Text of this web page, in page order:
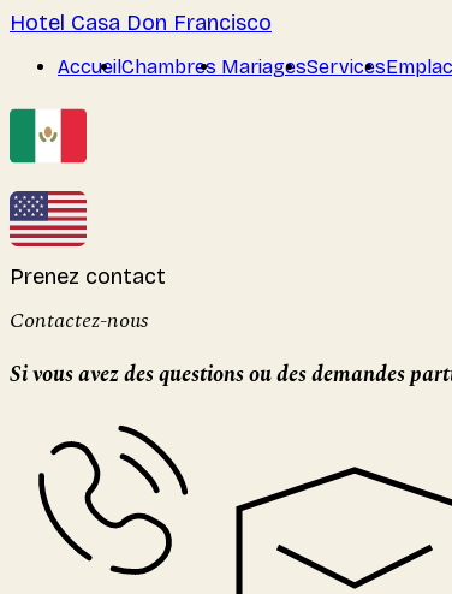
Hotel Casa Don Francisco
AccueilChambres MariagesServices
Prenez contact
Contactez-nous
Si vous avez des questions ou des demandes